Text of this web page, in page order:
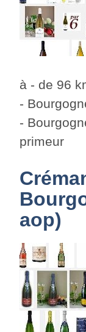
à - de 96
-
-
primeur
aop)